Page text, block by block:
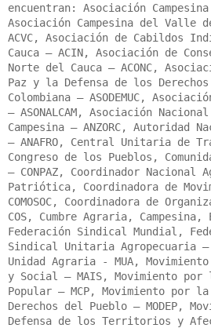
encuentran: Asociación Campesina
Asociación Campesina del Valle
ACVC, Asociación de Cabildos
Cauca – ACIN, Asociación de
Norte del Cauca – ACONC,
Paz y la Defensa de los
Colombiana – ASODEMUC,
– ASONALCAM, Asociación
Campesina – ANZORC, Autoridad
– ANAFRO, Central Unitaria de
Congreso de los Pueblos,
– CONPAZ, Coordinador Nacional
Patriótica, Coordinadora de
COMOSOC, Coordinadora de
COS, Cumbre Agraria,
Federación Sindical Mundial,
Sindical Unitaria Agropecuaria –
Unidad Agraria - MUA,
y Social – MAIS, Movimiento
Popular – MCP, Movimiento por
Derechos del Pueblo – MODEP,
Defensa de los Territorios y